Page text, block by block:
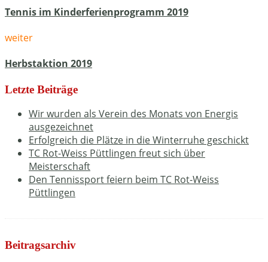
Tennis im Kinderferienprogramm 2019
weiter
Herbstaktion 2019
Letzte Beiträge
Wir wurden als Verein des Monats von Energis
ausgezeichnet
Erfolgreich die Plätze in die Winterruhe geschickt
TC Rot-Weiss Püttlingen freut sich über
Meisterschaft
Den Tennissport feiern beim TC Rot-Weiss
Püttlingen
Beitragsarchiv